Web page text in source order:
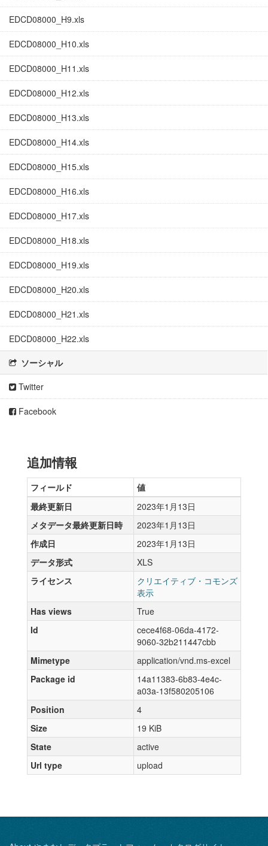
EDCD08000_H9.xls
EDCD08000_H10.xls
EDCD08000_H11.xls
EDCD08000_H12.xls
EDCD08000_H13.xls
EDCD08000_H14.xls
EDCD08000_H15.xls
EDCD08000_H16.xls
EDCD08000_H17.xls
EDCD08000_H18.xls
EDCD08000_H19.xls
EDCD08000_H20.xls
EDCD08000_H21.xls
EDCD08000_H22.xls
ソーシャル
Twitter
Facebook
追加情報
フィールド
値
最終更新日
2023年1月13日
メタデータ最終更新日時
2023年1月13日
作成日
2023年1月13日
データ形式
XLS
ライセンス
クリエイティブ・コモンズ
表示
Has views
True
Id
cece4f68-06da-4172-
9060-32b211447cbb
Mimetype
application/vnd.ms-excel
Package id
14a11383-6b83-4e4c-
a03a-13f580205106
Position
4
Size
19 KiB
State
active
Url type
upload